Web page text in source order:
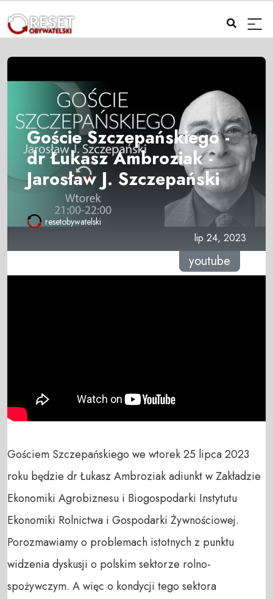
Goście Szczepańskiego -
dr Łukasz Ambroziak -
Jarosław J. Szczepański
resetobywatelski
lip 24, 2023
youtube
Gościem Szczepańskiego we wtorek 25 lipca 2023
roku będzie dr Łukasz Ambroziak adiunkt w Zakładzie
Ekonomiki Agrobiznesu i Biogospodarki Instytutu
Ekonomiki Rolnictwa i Gospodarki Żywnościowej.
Porozmawiamy o problemach istotnych z punktu
widzenia dyskusji o polskim sektorze rolno-
spożywczym. A więc o kondycji tego sektora